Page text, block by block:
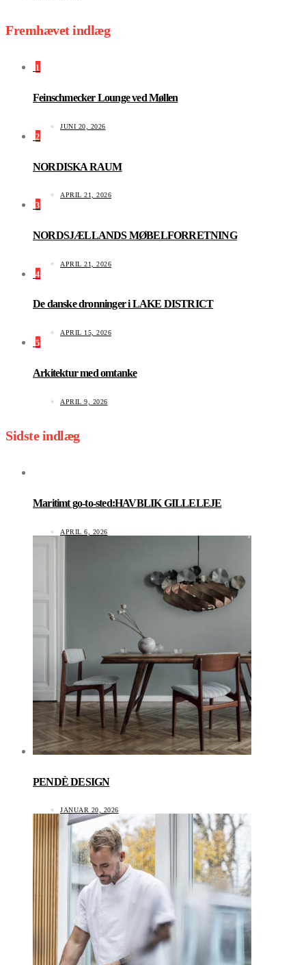
Fremhævet indlæg
1
Feinschmecker Lounge ved Møllen
JUNI 20, 2026
2
NORDISKA RAUM
APRIL 21, 2026
3
NORDSJÆLLANDS MØBELFORRETNING
APRIL 21, 2026
4
De danske dronninger i LAKE DISTRICT
APRIL 15, 2026
5
Arkitektur med omtanke
APRIL 9, 2026
Sidste indlæg
Maritimt go-to-sted:HAVBLIK GILLELEJE
APRIL 6, 2026
PENDÈ DESIGN
JANUAR 20, 2026